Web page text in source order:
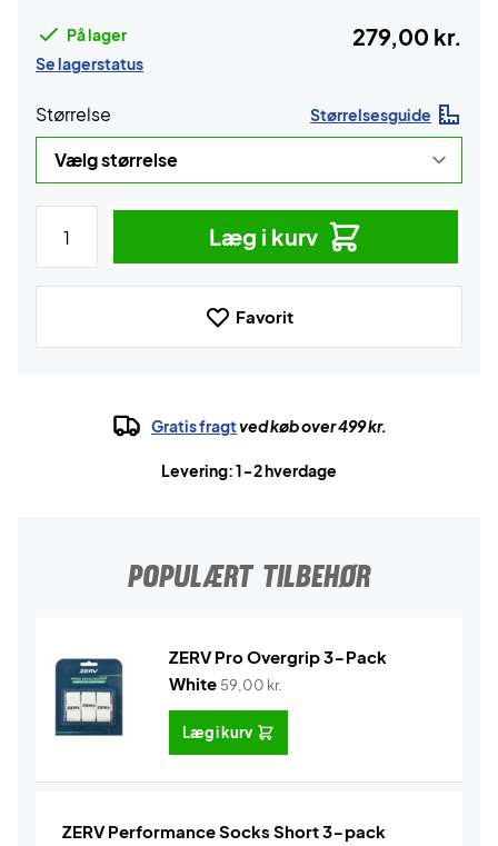
På lager
Se lagerstatus
279,00 kr.
Størrelse Størrelsesguide
Læg i kurv
Favorit
Gratis fragtved køb over 499 kr.
Levering: 1-2 hverdage
POPULÆRT TILBEHØR
ZERV Pro Overgrip 3-Pack
White 59,00 kr.
Læg i kurv
ZERV Performance Socks Short 3-pack